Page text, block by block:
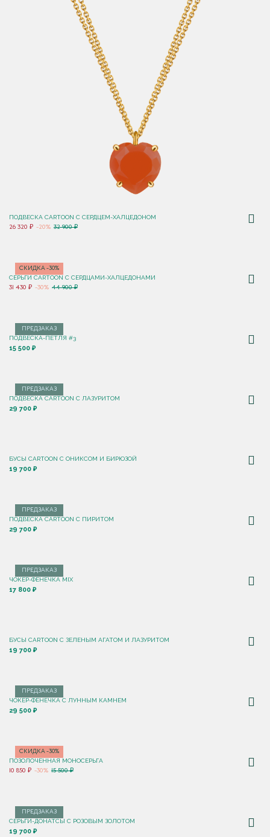
ПОДВЕСКА CARTOON C СЕРДЦЕМ-ХАЛЦЕДОНОМ
26 320 ₽ -20% 32 900 ₽
СКИДКА -30%
СЕРЬГИ CARTOON C СЕРДЦАМИ-ХАЛЦЕДОНАМИ
31 430 ₽ -30% 44 900 ₽
ПРЕДЗАКАЗ
ПОДВЕСКА-ПЕТЛЯ #3
15 500 ₽
ПРЕДЗАКАЗ
ПОДВЕСКА CARTOON C ЛАЗУРИТОМ
29 700 ₽
БУСЫ CARTOON С ОНИКСОМ И БИРЮЗОЙ
19 700 ₽
ПРЕДЗАКАЗ
ПОДВЕСКА CARTOON C ПИРИТОМ
29 700 ₽
ПРЕДЗАКАЗ
ЧОКЕР-ФЕНЕЧКА MIX
17 800 ₽
БУСЫ CARTOON С ЗЕЛЕНЫМ АГАТОМ И ЛАЗУРИТОМ
19 700 ₽
ПРЕДЗАКАЗ
ЧОКЕР-ФЕНЕЧКА С ЛУННЫМ КАМНЕМ
29 500 ₽
СКИДКА -30%
ПОЗОЛОЧЕННАЯ МОНОСЕРЬГА
10 850 ₽ -30% 15 500 ₽
ПРЕДЗАКАЗ
СЕРЬГИ-ДОНАТСЫ С РОЗОВЫМ ЗОЛОТОМ
19 700 ₽